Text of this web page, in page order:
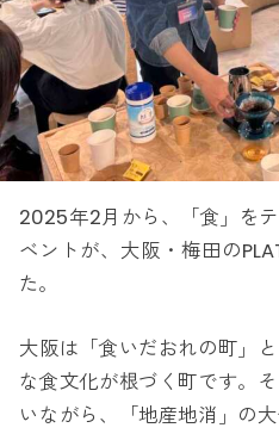
2025年2月から、「食」を
ベントが、大阪・梅田の
た。
大阪は「食いだおれの町」
な食文化が根づく町です。
いながら、「地産地消」の